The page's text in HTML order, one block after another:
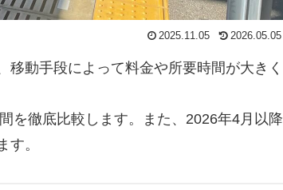
2025.11.05 2026.05.05
動手段によって料金や所要時間が大きく
を徹底比較します。また、2026年4月以降
。